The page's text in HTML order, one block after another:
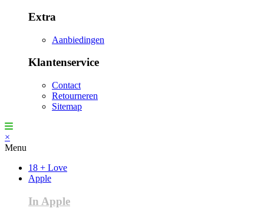
Extra
Aanbiedingen
Klantenservice
Contact
Retourneren
Sitemap
×
Menu
18 + Love
Apple
In Apple